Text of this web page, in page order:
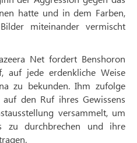
hatte und in dem Farben,
miteinander vermischt
Net fordert Benshoron
auf jede erdenkliche Weise
zu bekunden. Ihm zufolge
den Ruf ihres Gewissens
versammelt, um
zu durchbrechen und ihre